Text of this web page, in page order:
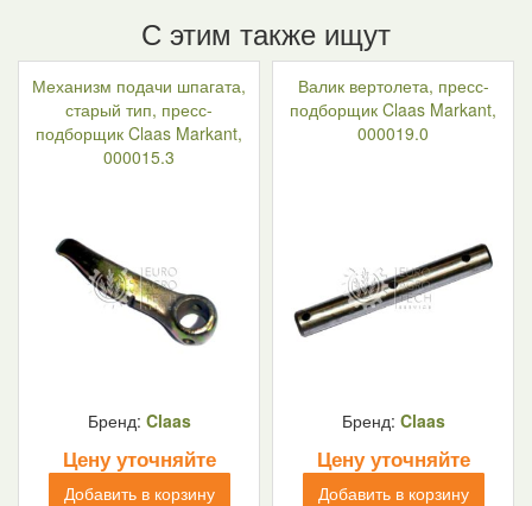
С этим также ищут
Механизм подачи шпагата,
старый тип, пресс-
подборщик Claas Markant,
000015.3
Бренд: Claas
Цену уточняйте
Добавить в корзину
Валик вертолета, пресс-
подборщик Claas Markant,
000019.0
Бренд: Claas
Цену уточняйте
Добавить в корзину